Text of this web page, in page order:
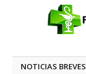
NOTICIAS BREVES